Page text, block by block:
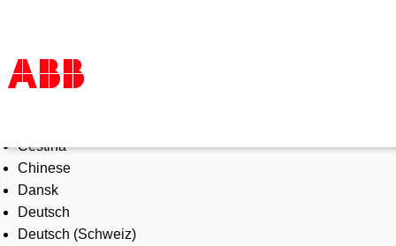
Products & Solutions
Industries
Services
About us
Where to buy
Čeština
Chinese
Dansk
Deutsch
Deutsch (Schweiz)